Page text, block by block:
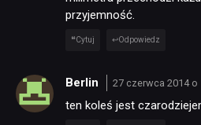
przyjemność.
Cytuj Odpowiedz
Berlin 27 czerwca 2014 o
ten koleś jest